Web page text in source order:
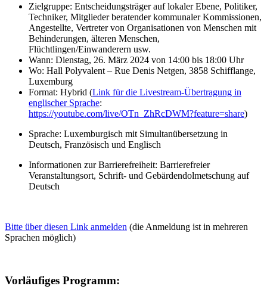
Zielgruppe: Entscheidungsträger auf lokaler Ebene, Politiker,
Techniker, Mitglieder beratender kommunaler Kommissionen,
Angestellte, Vertreter von Organisationen von Menschen mit
Behinderungen, älteren Menschen,
Flüchtlingen/Einwanderern usw.
Wann: Dienstag, 26. März 2024 von 14:00 bis 18:00 Uhr
Wo: Hall Polyvalent – Rue Denis Netgen, 3858 Schifflange,
Luxemburg
Format: Hybrid (Link für die Livestream-Übertragung in
englischer Sprache:
https://youtube.com/live/OTn_ZhRcDWM?feature=share)
Sprache: Luxemburgisch mit Simultanübersetzung in
Deutsch, Französisch und Englisch
Informationen zur Barrierefreiheit: Barrierefreier
Veranstaltungsort, Schrift- und Gebärdendolmetschung auf
Deutsch
Bitte über diesen Link anmelden (die Anmeldung ist in mehreren
Sprachen möglich)
Vorläufiges Programm: